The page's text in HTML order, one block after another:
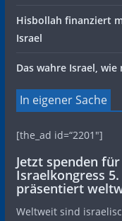
Hisbollah finanziert
Israel
Das wahre Israel,
In eigener Sache
[the_ad id=“2201″]
Jetzt spenden
Israelkongress
präsentiert
Weltweit sind